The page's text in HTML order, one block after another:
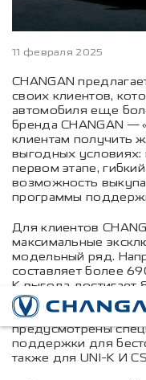
11 февраля 2025
CHANGAN
своих клиентов,
автомобиля еще
бренда CHANGAN
клиентам получить
выгодных условиях:
первом этапе,
возможность
программы
Для клиентов
максимальные
модельный ряд.
составляет более
K выгода достигает
начинается всего от
достигать пяти лет.
предусмотрены
поддержки для
также для UNI-K И